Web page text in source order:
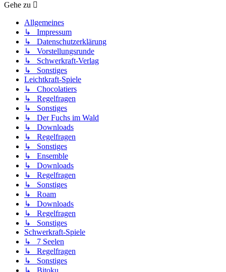
Gehe zu
Allgemeines
↳ Impressum
↳ Datenschutzerklärung
↳ Vorstellungsrunde
↳ Schwerkraft-Verlag
↳ Sonstiges
Leichtkraft-Spiele
↳ Chocolatiers
↳ Regelfragen
↳ Sonstiges
↳ Der Fuchs im Wald
↳ Downloads
↳ Regelfragen
↳ Sonstiges
↳ Ensemble
↳ Downloads
↳ Regelfragen
↳ Sonstiges
↳ Roam
↳ Downloads
↳ Regelfragen
↳ Sonstiges
Schwerkraft-Spiele
↳ 7 Seelen
↳ Regelfragen
↳ Sonstiges